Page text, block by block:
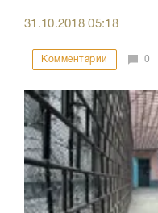
31.10.201805:18
Комментарии 0